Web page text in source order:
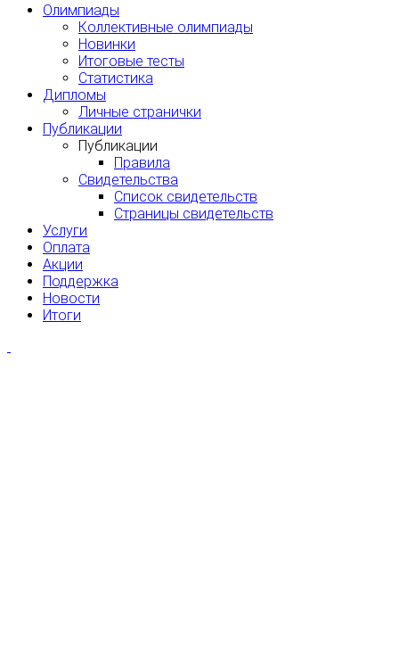
Олимпиады
Коллективные олимпиады
Новинки
Итоговые тесты
Статистика
Дипломы
Личные странички
Публикации
Публикации
Правила
Свидетельства
Список свидетельств
Страницы свидетельств
Услуги
Оплата
Акции
Поддержка
Новости
Итоги